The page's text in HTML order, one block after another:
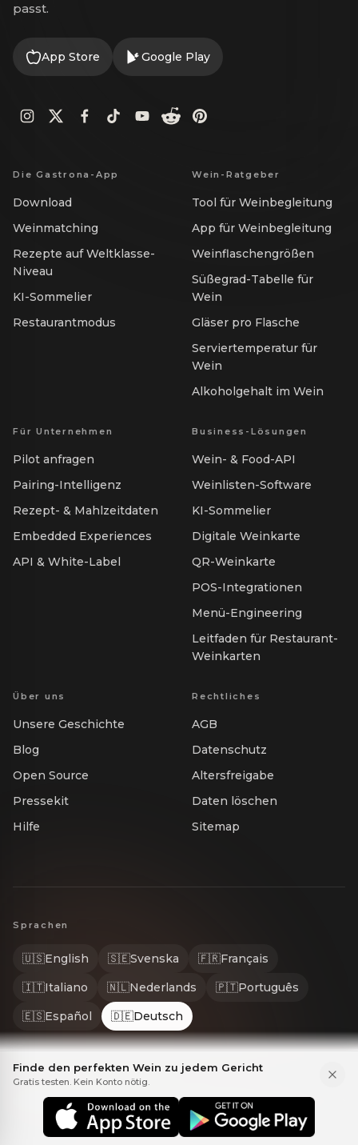
passt.
App Store Google Play
Die Gastrona-App
Download
Weinmatching
Rezepte auf Weltklasse-
Niveau
KI-Sommelier
Restaurantmodus
Wein-Ratgeber
Tool für Weinbegleitung
App für Weinbegleitung
Weinflaschengrößen
Süßegrad-Tabelle für
Wein
Gläser pro Flasche
Serviertemperatur für
Wein
Alkoholgehalt im Wein
Für Unternehmen
Pilot anfragen
Pairing-Intelligenz
Rezept- & Mahlzeitdaten
Embedded Experiences
API & White-Label
Business-Lösungen
Wein- & Food-API
Weinlisten-Software
KI-Sommelier
Digitale Weinkarte
QR-Weinkarte
POS-Integrationen
Menü-Engineering
Leitfaden für Restaurant-
Weinkarten
Über uns
Unsere Geschichte
Blog
Open Source
Pressekit
Hilfe
Rechtliches
AGB
Datenschutz
Altersfreigabe
Daten löschen
Sitemap
Sprachen
🇺🇸English 🇸🇪Svenska 🇫🇷Français
🇮🇹Italiano 🇳🇱Nederlands 🇵🇹Português
🇪🇸Español 🇩🇪Deutsch
© 2026 Gastrona. Alle Rechte vorbehalten. GASTRONA® ist eine
Finde den perfekten Wein zu jedem Gericht
Gratis testen. Kein Konto nötig.